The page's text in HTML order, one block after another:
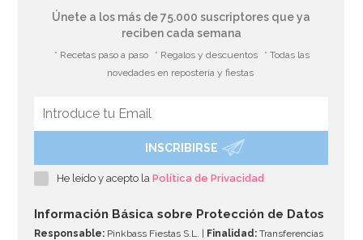
Contrapeso para Globos de Helio Rojo
Únete a los más de 75.000 suscriptores que ya
reciben cada semana
* Recetas paso a paso * Regalos y descuentos
* Todas las
novedades en repostería y fiestas
INSCRIBIRSE
He leído y acepto laPolítica de Privacidad
Información Básica sobre Protección de Datos
Responsable: Pinkbass Fiestas S.L. | Finalidad: Transferencias